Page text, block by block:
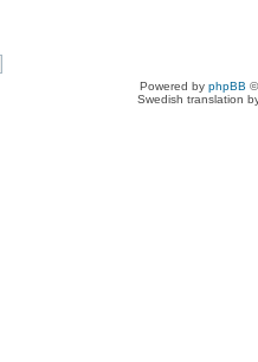
Powered by phpBB
Swedish translation